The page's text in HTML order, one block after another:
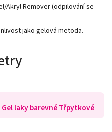
Akryl Remover (odpilování se
jako gelová metoda.
Gel laky barevné Třpytkové